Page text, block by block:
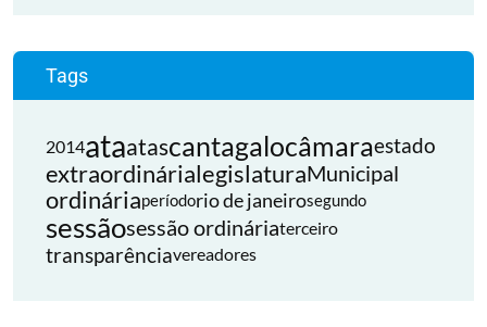
Tags
2014ataatascantagalocâmaraestado
extraordinárialegislaturaMunicipal
ordináriaperíodorio de janeirosegundo
sessãosessão ordináriaterceiro
transparênciavereadores